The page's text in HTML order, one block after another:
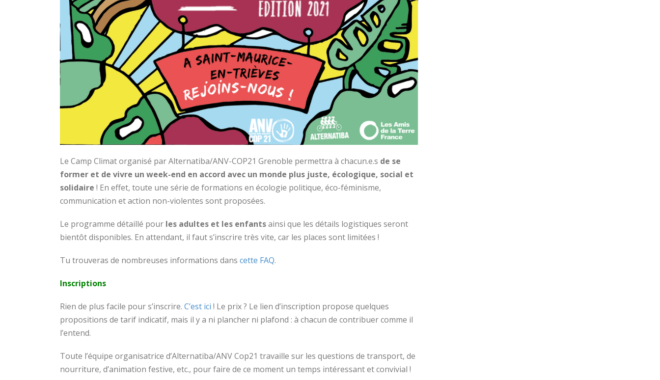
Le Camp Climat organisé par Alternatiba/ANV-COP21 Grenoble permettra à chacun.e.s de se
former et de vivre un week-end en accord avec un monde plus juste, écologique, social et
solidaire ! En effet, toute une série de formations en écologie politique, éco-féminisme,
communication et action non-violentes sont proposées.
Le programme détaillé pour les adultes et les enfantsainsi que les détails logistiques seront
bientôt disponibles. En attendant, il faut s’inscrire très vite, car les places sont limitées !
Tu trouveras de nombreuses informations dans cette FAQ.
Inscriptions
Rien de plus facile pour s’inscrire. C’est ici ! Le prix ? Le lien d’inscription propose quelques
propositions de tarif indicatif, mais il y a ni plancher ni plafond : à chacun de contribuer comme il
l’entend.
Toute l’équipe organisatrice d’Alternatiba/ANV Cop21 travaille sur les questions de transport, de
nourriture, d’animation festive, etc., pour faire de ce moment un temps intéressant et convivial !